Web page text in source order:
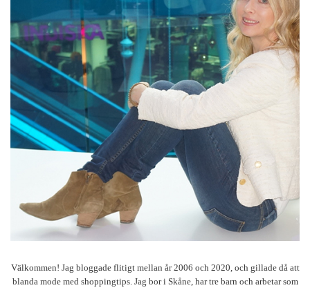
Välkommen! Jag bloggade flitigt mellan år 2006 och 2020, och gillade då att
blanda mode med shoppingtips. Jag bor i Skåne, har tre barn och arbetar som